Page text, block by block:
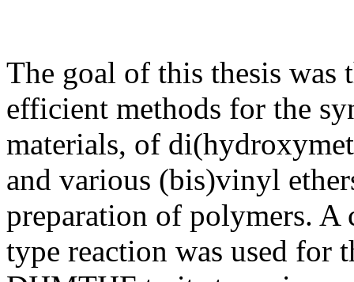
The goal of this thesis was
efficient methods for the
materials, of
and various (bis)vinyl
preparation of polymers.
type reaction was used for